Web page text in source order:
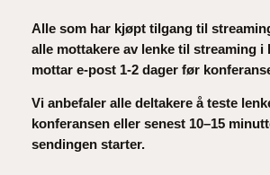
Alle som har kjøpt tilgang til
alle mottakere av lenke til streaming i
mottar e-post 1-2 dager før
Vi anbefaler alle deltakere å teste
konferansen eller senest 10–15
sendingen starter.